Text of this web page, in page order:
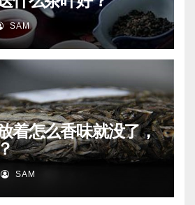
SAM
着怎么香味就没了，
SAM